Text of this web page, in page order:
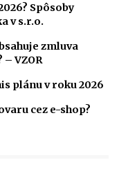
Spôsoby
v s.r.o.
zmluva
VZOR
plánu v roku 2026
cez e-shop?